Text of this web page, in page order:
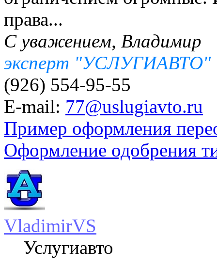
права...
С уважением, Владимир
эксперт "УСЛУГИАВТО"
(926) 554-95-55
E-mail: 77@uslugiavto.ru
Пример оформления
Оформление одобрения
VladimirVS
Услугиавто